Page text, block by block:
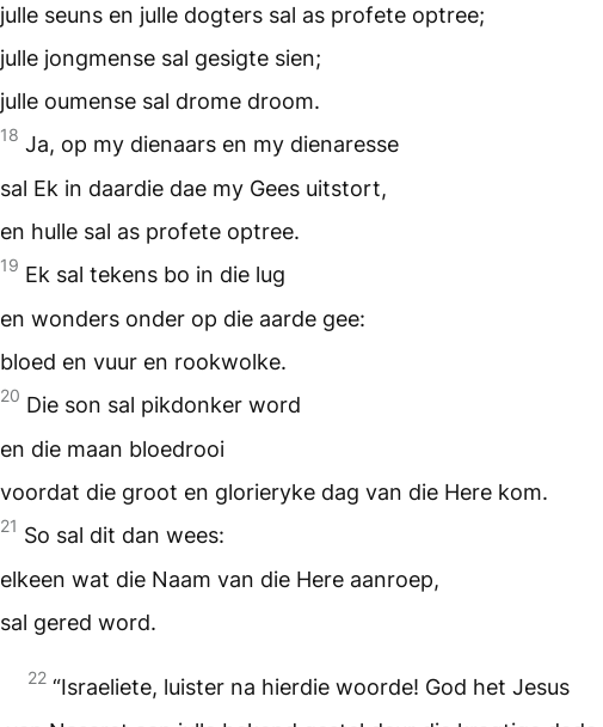
julle seuns en julle dogters sal as profete optree;
julle jongmense sal gesigte sien;
julle oumense sal drome droom.
18 Ja, op my dienaars en my dienaresse
sal Ek in daardie dae my Gees uitstort,
en hulle sal as profete optree.
19 Ek sal tekens bo in die lug
en wonders onder op die aarde gee:
bloed en vuur en rookwolke.
20 Die son sal pikdonker word
en die maan bloedrooi
voordat die groot en glorieryke dag van die Here kom.
21 So sal dit dan wees:
elkeen wat die Naam van die Here aanroep,
sal gered word.
22 “Israeliete, luister na hierdie woorde! God het Jesus